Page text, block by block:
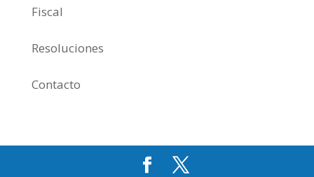
Fiscal
Resoluciones
Contacto